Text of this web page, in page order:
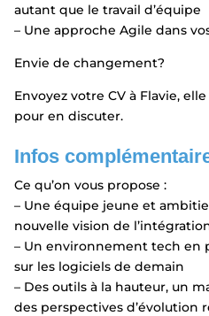
autant que le travail d’équipe
– Une approche Agile dans
Envie de changement?
Envoyez votre CV à Flavie,
pour en discuter.
Infos
Ce qu’on vous propose :
– Une équipe jeune et
nouvelle vision de
– Un environnement tech en
sur les logiciels de demain
– Des outils à la hauteur, un
des perspectives d’évolution